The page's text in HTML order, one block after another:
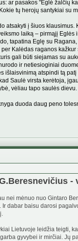
ar pasakos "Eglė žalčių
tų herojų santykiai su
atsakyti į šiuos
laiką – pirmąjį Eglės
tapatina Eglę su
Kalėdas raganos
gali būti siejamas su
ir netiesioginiai
išlaisvinimą atspindi tą
Saulė virsta kerėtoja,
vėliau tapo saulės dievu.
duoda daug peno
-
nei mėnuo nuo Gintaro
Ir dabar baisu darosi
Lietuvoje leidžia teigti,
gyvybei ir mirčiai. Jų